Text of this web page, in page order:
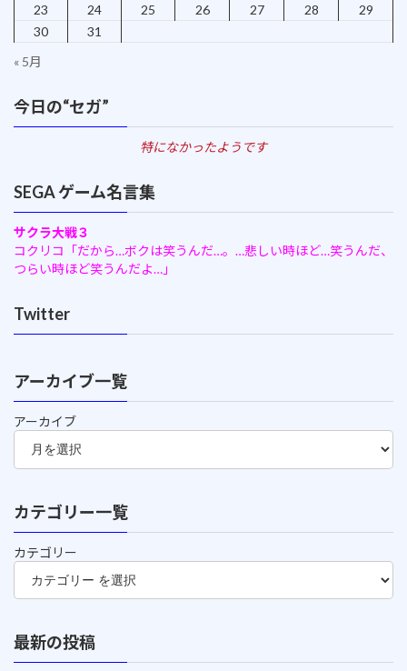
23
24 25 26 27 28
29
30
31
« 5月
今日の“セガ”
特になかったようです
SEGA ゲーム名言集
サクラ大戦３
コクリコ「だから…ボクは笑うんだ…。…悲しい時ほど…笑うんだ、
つらい時ほど笑うんだよ…」
Twitter
アーカイブ一覧
アーカイブ
カテゴリー一覧
カテゴリー
最新の投稿